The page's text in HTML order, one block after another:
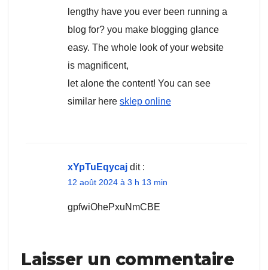
lengthy have you ever been running a
blog for? you make blogging glance
easy. The whole look of your website
is magnificent,
let alone the content! You can see
similar here sklep online
xYpTuEqycaj dit :
12 août 2024 à 3 h 13 min
gpfwiOhePxuNmCBE
Laisser un commentaire